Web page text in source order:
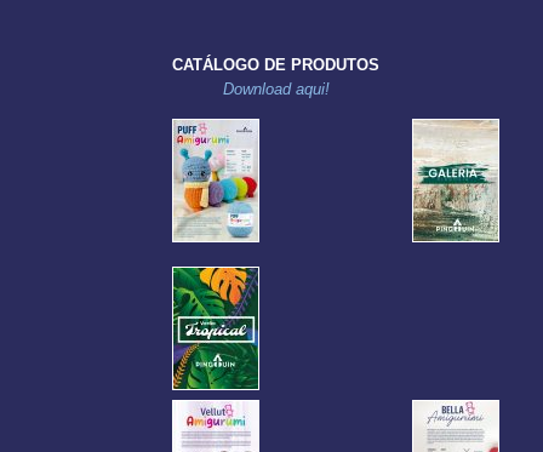
CATÁLOGO DE PRODUTOS
Download aqui!